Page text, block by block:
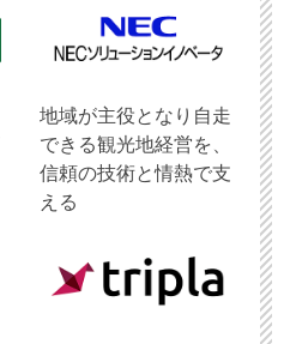
地域が主役となり自走
できる観光地経営を、
信頼の技術と情熱で支
える